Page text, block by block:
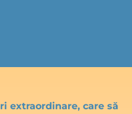
extraordinare, care să